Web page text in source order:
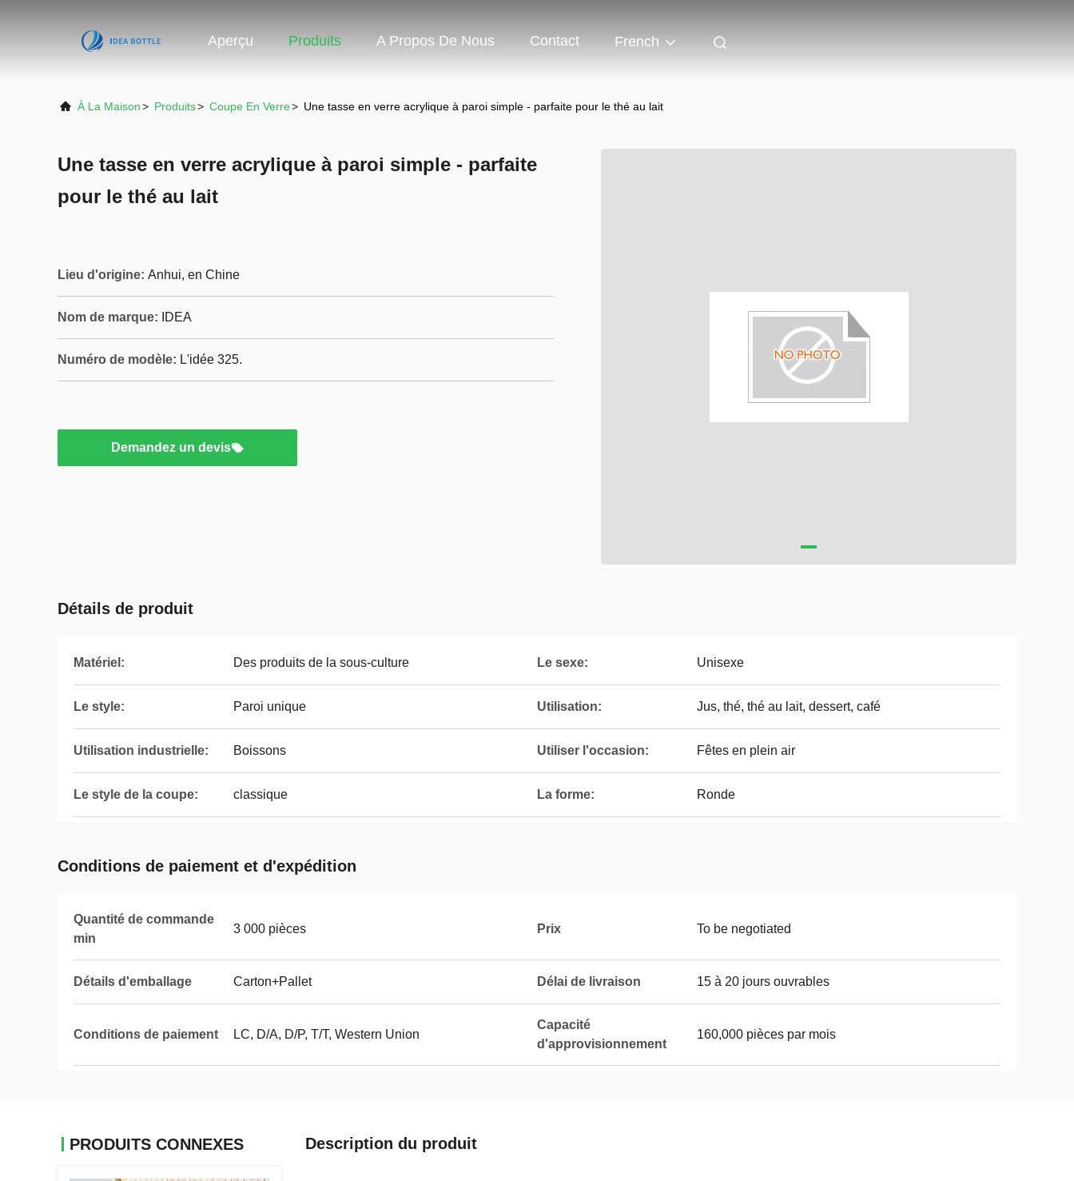
Aperçu Produits A Propos De Nous Contact French
À La Maison> Produits> Coupe En Verre> Une tasse en verre acrylique à paroi simple - parfaite pour le thé au lait
Une tasse en verre acrylique à paroi simple - parfaite
pour le thé au lait
Lieu d'origine: Anhui, en Chine
Nom de marque: IDEA
Numéro de modèle: L'idée 325.
Demandez un devis
Détails de produit
Matériel: Des produits de la sous-culture Le sexe: Unisexe
Le style: Paroi unique Utilisation: Jus, thé, thé au lait, dessert, café
Utilisation industrielle: Boissons Utiliser l'occasion: Fêtes en plein air
Le style de la coupe: classique La forme: Ronde
Conditions de paiement et d'expédition
Quantité de commande
min
3 000 pièces Prix To be negotiated
Détails d'emballage Carton+Pallet Délai de livraison 15 à 20 jours ouvrables
Conditions de paiement LC, D/A, D/P, T/T, Western Union
Capacité
d'approvisionnement
160,000 pièces par mois
PRODUITS CONNEXES Description du produit